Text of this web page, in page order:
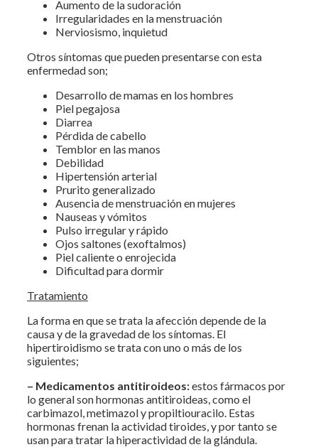
Aumento de la sudoración
Irregularidades en la menstruación
Nerviosismo, inquietud
Otros síntomas que pueden presentarse con esta
enfermedad son;
Desarrollo de mamas en los hombres
Piel pegajosa
Diarrea
Pérdida de cabello
Temblor en las manos
Debilidad
Hipertensión arterial
Prurito generalizado
Ausencia de menstruación en mujeres
Nauseas y vómitos
Pulso irregular y rápido
Ojos saltones (exoftalmos)
Piel caliente o enrojecida
Dificultad para dormir
Tratamiento
La forma en que se trata la afección depende de la
causa y de la gravedad de los síntomas. El
hipertiroidismo se trata con uno o más de los
siguientes;
– Medicamentos antitiroideos:estos fármacos por
lo general son hormonas antitiroideas, como el
carbimazol, metimazol y propiltiouracilo. Estas
hormonas frenan la actividad tiroides, y por tanto se
usan para tratar la hiperactividad de la glándula.